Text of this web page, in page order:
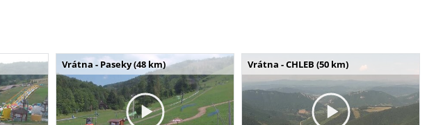
Vrátna - Paseky (48 km) Vrátna - CHLEB (50 km)